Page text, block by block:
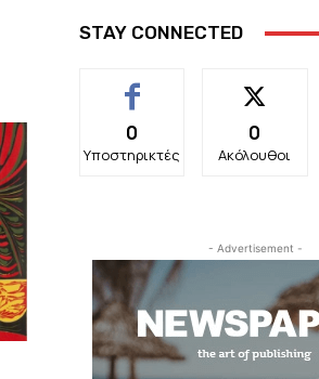
STAY CONNECTED
0
Υποστηρικτές
0
Ακόλουθοι
- Advertisement -